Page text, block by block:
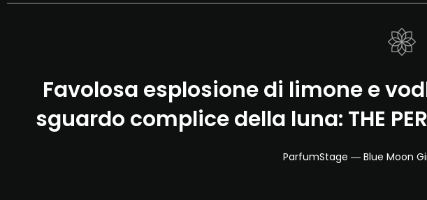
Favolosa esplosione di limone e
sguardo complice della luna: THE
ParfumStage ― Blue Moon